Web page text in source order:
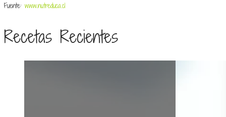
Fuente: www.nutreduca.cl
Recetas Recientes